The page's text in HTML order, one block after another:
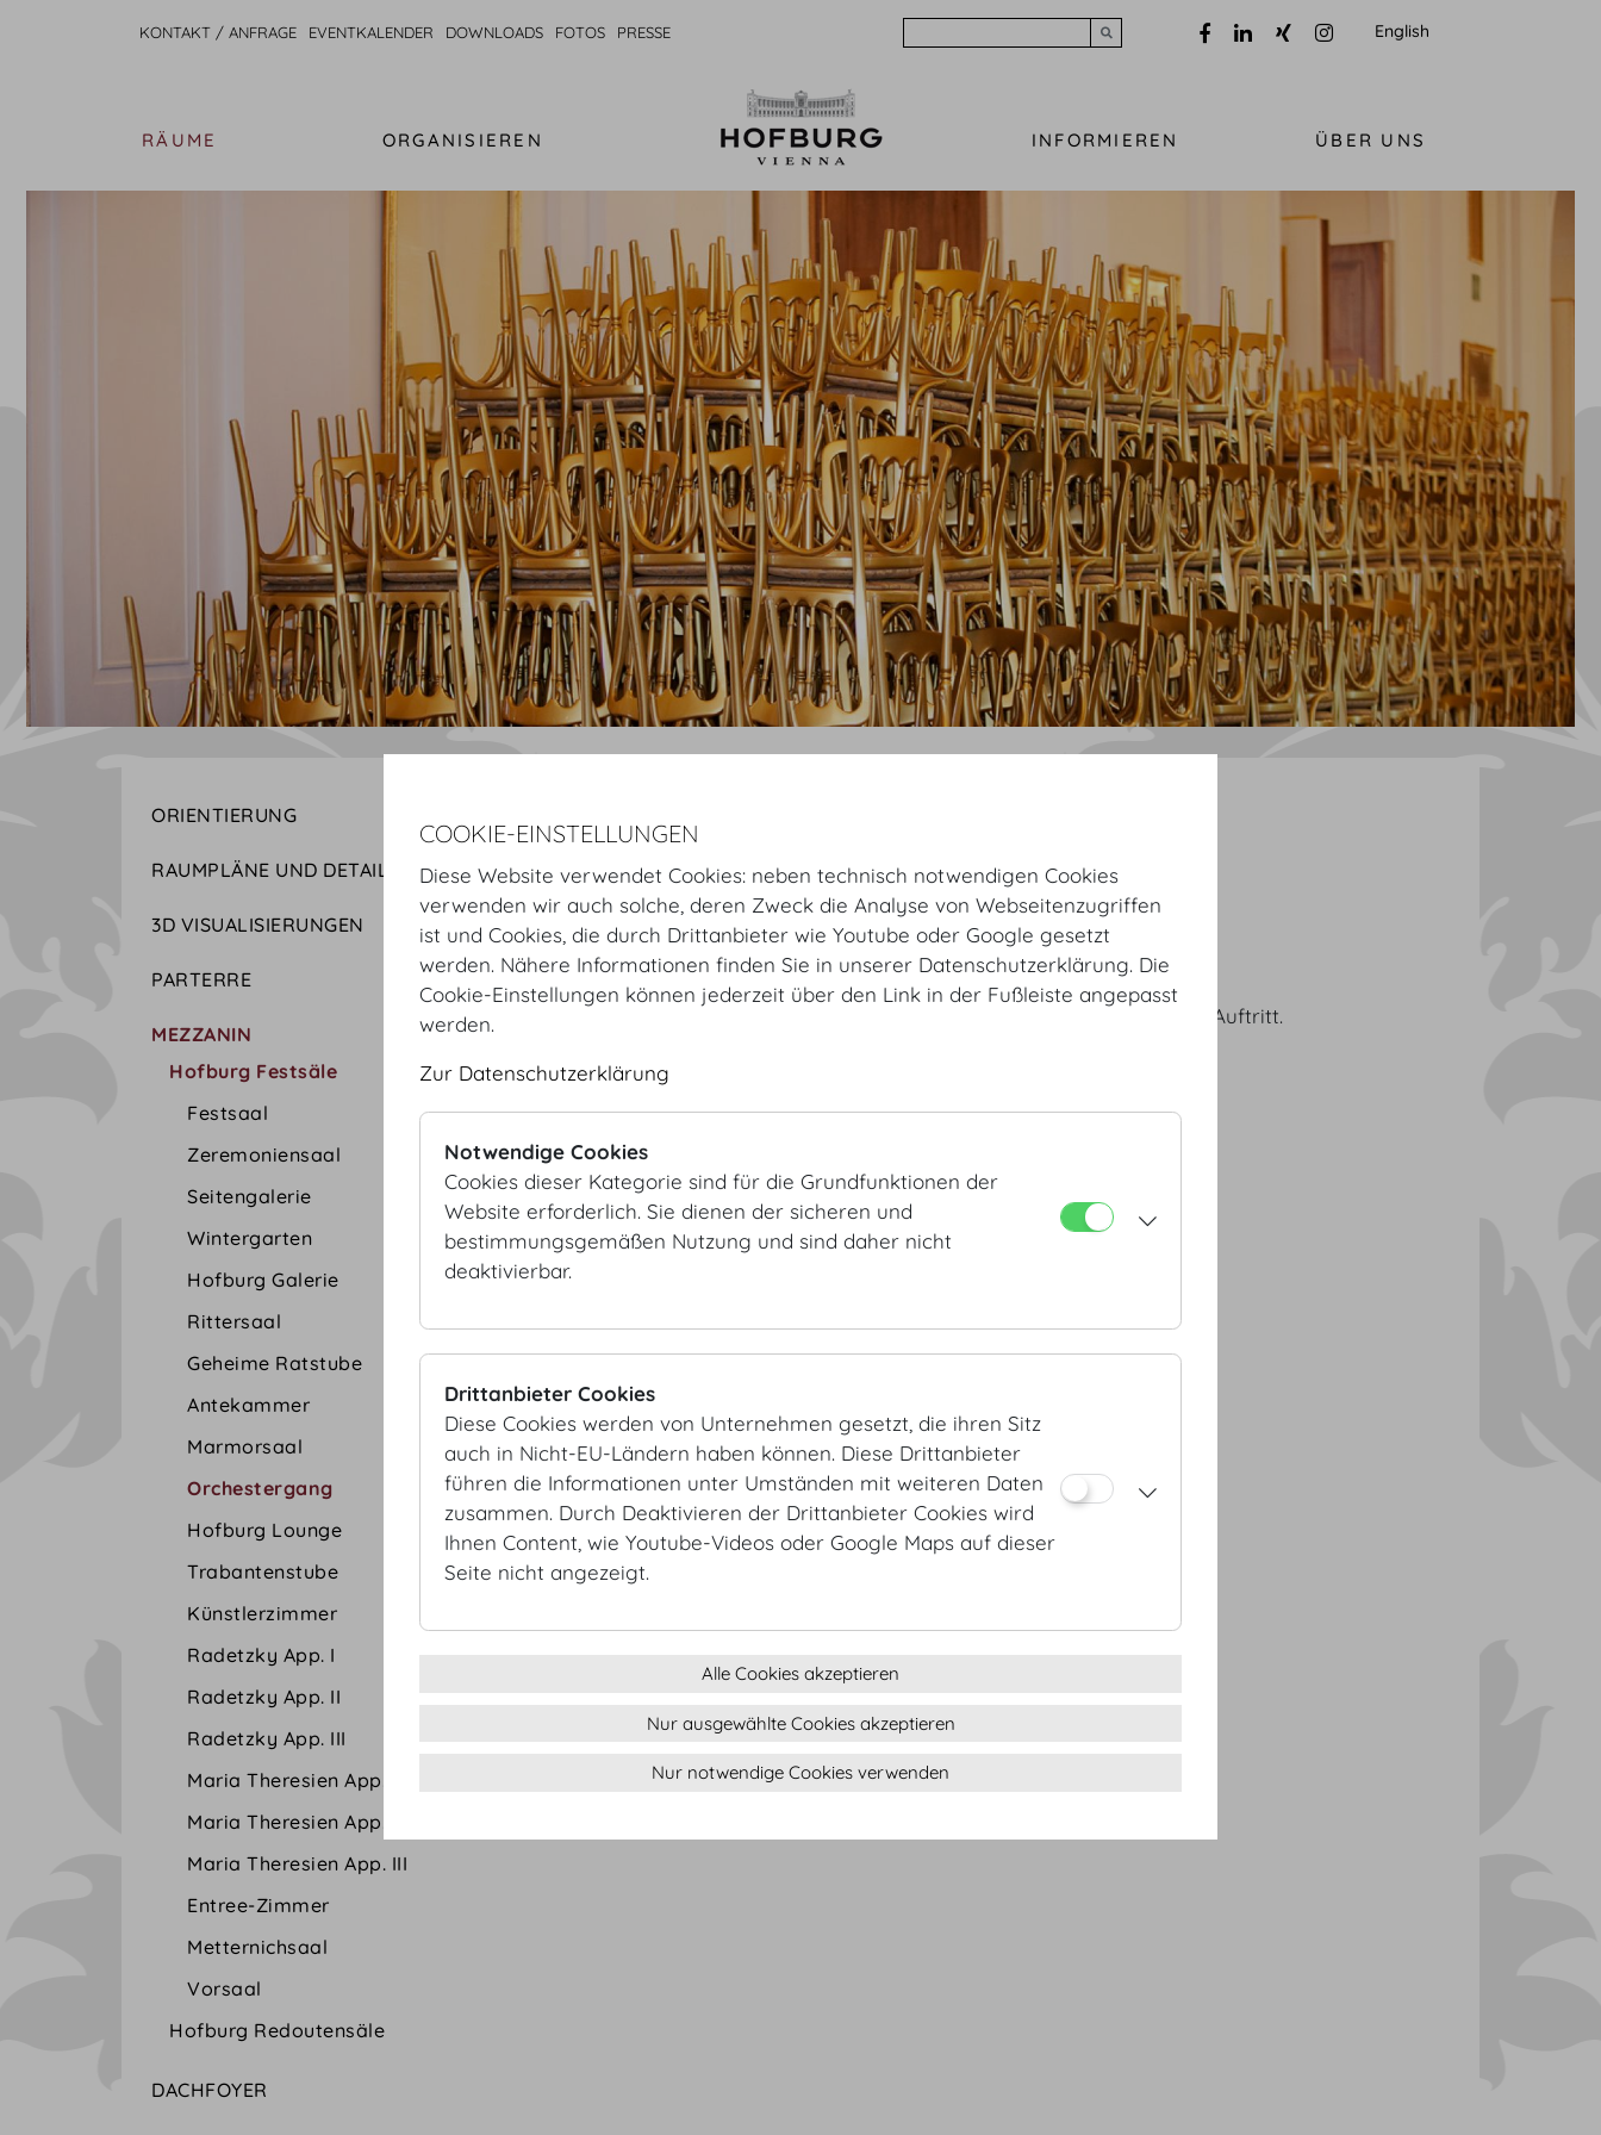
KONTAKT / ANFRAGE EVENTKALENDER DOWNLOADS FOTOS PRESSE English
RÄUME ORGANISIEREN INFORMIEREN ÜBER UNS
ORIENTIERUNG
RAUMPLÄNE UND DETAILS
3D VISUALISIERUNGEN
PARTERRE
MEZZANIN
Hofburg Festsäle
Festsaal
Zeremoniensaal
Seitengalerie
Wintergarten
Hofburg Galerie
Rittersaal
Geheime Ratstube
Antekammer
Marmorsaal
Orchestergang
Hofburg Lounge
Trabantenstube
Künstlerzimmer
Radetzky App. I
Radetzky App. II
Radetzky App. III
Maria Theresien App. I
Maria Theresien App. II
Maria Theresien App. III
Entree-Zimmer
Metternichsaal
Vorsaal
Hofburg Redoutensäle
DACHFOYER
Orchestergang Raumplan
Orchestergang
Dieser Raum bietet den Zugang zur Festsaal-Bühne für den perfekten Auftritt.
KEYFACTS
Länge23.8 m/ft
Breite5.4 m
Höhe6.6 m/ft
Fläche129 m²/ sqft
PDF
KONTAKT
COOKIE-EINSTELLUNGEN
Diese Website verwendet Cookies: neben technisch notwendigen Cookies
verwenden wir auch solche, deren Zweck die Analyse von Webseitenzugriffen
ist und Cookies, die durch Drittanbieter wie Youtube oder Google gesetzt
werden. Nähere Informationen finden Sie in unserer Datenschutzerklärung. Die
Cookie-Einstellungen können jederzeit über den Link in der Fußleiste angepasst
werden.
Zur Datenschutzerklärung
Notwendige Cookies
Cookies dieser Kategorie sind für die Grundfunktionen der
Website erforderlich. Sie dienen der sicheren und
bestimmungsgemäßen Nutzung und sind daher nicht
deaktivierbar.
Drittanbieter Cookies
Diese Cookies werden von Unternehmen gesetzt, die ihren Sitz
auch in Nicht-EU-Ländern haben können. Diese Drittanbieter
führen die Informationen unter Umständen mit weiteren Daten
zusammen. Durch Deaktivieren der Drittanbieter Cookies wird
Ihnen Content, wie Youtube-Videos oder Google Maps auf dieser
Seite nicht angezeigt.
Alle Cookies akzeptieren
Nur ausgewählte Cookies akzeptieren
Nur notwendige Cookies verwenden